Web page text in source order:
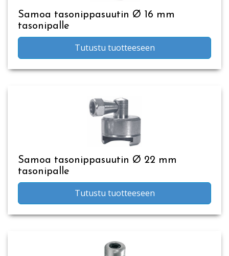
Samoa tasonippasuutin Ø 16 mm
tasonipalle
Tutustu tuotteeseen
Samoa tasonippasuutin Ø 22 mm
tasonipalle
Tutustu tuotteeseen